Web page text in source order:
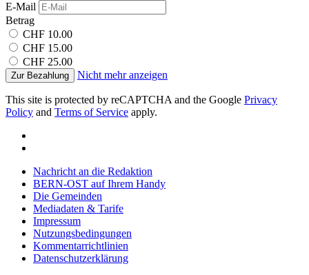
E-Mail
Betrag
CHF 10.00
CHF 15.00
CHF 25.00
Zur Bezahlung Nicht mehr anzeigen
This site is protected by reCAPTCHA and the Google Privacy
Policy and Terms of Service apply.
Nachricht an die Redaktion
BERN-OST auf Ihrem Handy
Die Gemeinden
Mediadaten & Tarife
Impressum
Nutzungsbedingungen
Kommentarrichtlinien
Datenschutzerklärung